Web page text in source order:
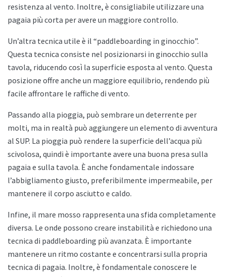
resistenza al vento. Inoltre, è consigliabile utilizzare una
pagaia più corta per avere un maggiore controllo.
Un’altra tecnica utile è il “paddleboarding in ginocchio”.
Questa tecnica consiste nel posizionarsi in ginocchio sulla
tavola, riducendo così la superficie esposta al vento. Questa
posizione offre anche un maggiore equilibrio, rendendo più
facile affrontare le raffiche di vento.
Passando alla pioggia, può sembrare un deterrente per
molti, ma in realtà può aggiungere un elemento di avventura
al SUP. La pioggia può rendere la superficie dell’acqua più
scivolosa, quindi è importante avere una buona presa sulla
pagaia e sulla tavola. È anche fondamentale indossare
l’abbigliamento giusto, preferibilmente impermeabile, per
mantenere il corpo asciutto e caldo.
Infine, il mare mosso rappresenta una sfida completamente
diversa. Le onde possono creare instabilità e richiedono una
tecnica di paddleboarding più avanzata. È importante
mantenere un ritmo costante e concentrarsi sulla propria
tecnica di pagaia. Inoltre, è fondamentale conoscere le